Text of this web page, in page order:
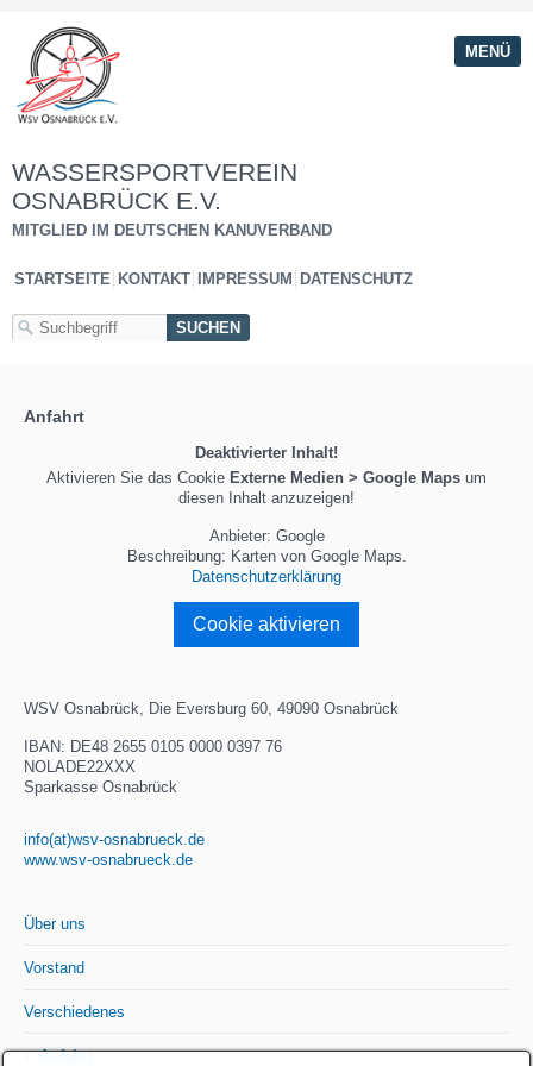
MENÜ
WASSERSPORTVEREIN
OSNABRÜCK E.V.
MITGLIED IM DEUTSCHEN KANUVERBAND
STARTSEITE KONTAKT IMPRESSUM DATENSCHUTZ
Anfahrt
Deaktivierter Inhalt!
Aktivieren Sie das Cookie Externe Medien > Google Maps um
diesen Inhalt anzuzeigen!
Anbieter: Google
Beschreibung: Karten von Google Maps.
Datenschutzerklärung
Cookie aktivieren
WSV Osnabrück, Die Eversburg 60, 49090 Osnabrück
IBAN: DE48 2655 0105 0000 0397 76
NOLADE22XXX
Sparkasse Osnabrück
info(at)wsv-osnabrueck.de
www.wsv-osnabrueck.de
Über uns
Vorstand
Verschiedenes
› Anfahrt